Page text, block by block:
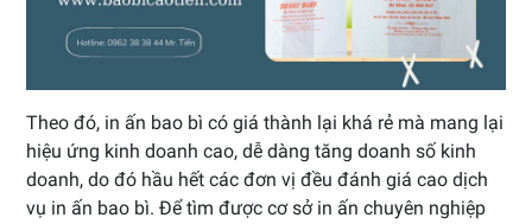
Theo đó, in ấn bao bì có giá thành lại khá rẻ mà mang lại
hiệu ứng kinh doanh cao, dễ dàng tăng doanh số kinh
doanh, do đó hầu hết các đơn vị đều đánh giá cao dịch
vụ in ấn bao bì. Để tìm được cơ sở in ấn chuyên nghiệp